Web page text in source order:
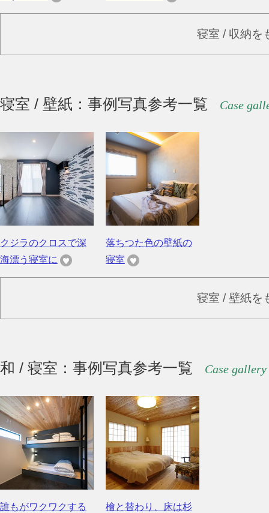
寝室 / 収納を
寝室 / 壁紙：事例写真参考一覧 Case
クジラのクロスで深
海漂う寝室に
落ちつた色の壁紙の
寝室
寝室 / 壁紙を
和 / 寝室：事例写真参考一覧 Case gallery
誰もがワクワクする
檜と替わり、床は杉